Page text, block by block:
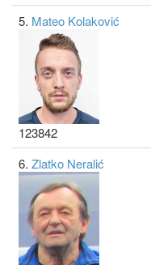
5. Mateo Kolaković
123842
6. Zlatko Neralić